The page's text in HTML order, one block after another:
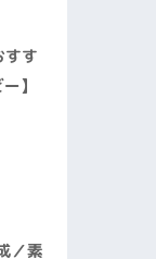
すす
】
／素